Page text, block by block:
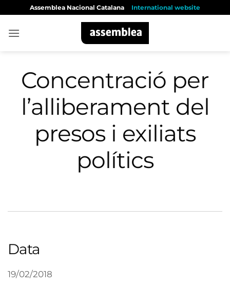
content
Assemblea Nacional Catalana International website
Concentració per
l’alliberament del
presos i exiliats
polítics
Data
19/02/2018